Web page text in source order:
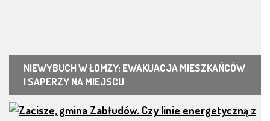
NIEWYBUCH W ŁOMŻY: EWAKUACJA MIESZKAŃCÓW
I SAPERZY NA MIEJSCU